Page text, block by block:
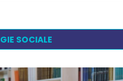
SOCIALE